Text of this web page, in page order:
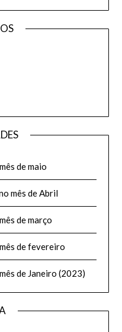
de maio
mês de Abril
de março
de fevereiro
de Janeiro (2023)